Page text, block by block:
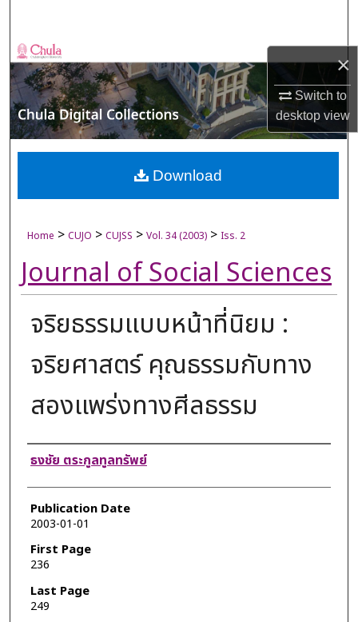
×
Switch to
desktopview
Browse Collections
My Account
About
Digital Commons Network™
Home > CUJO > CUJSS > Vol. 34 (2003) > Iss. 2
Journal of Social Sciences
จริยธรรมแบบหน้าที่นิยม :
จริยศาสตร์ คุณธรรมกับทาง
สองแพร่งทางศีลธรรม
Authors
ธงชัย ตระกูลทูลทรัพย์
Publication Date
2003-01-01
First Page
236
Last Page
249
Download